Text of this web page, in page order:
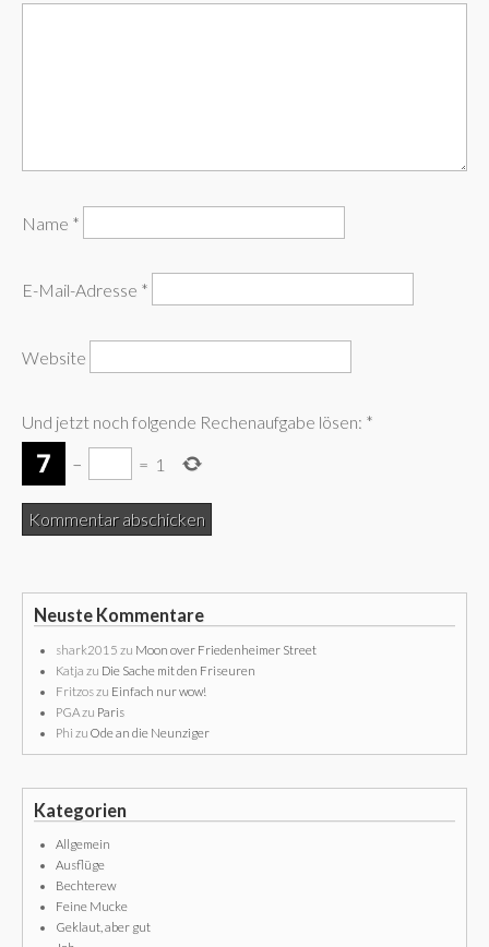
Name *
E-Mail-Adresse *
Website
Und jetzt noch folgende Rechenaufgabe lösen: *
− = 1
Neuste Kommentare
shark2015 zu Moon over Friedenheimer Street
Katja zu Die Sache mit den Friseuren
Fritzoszu Einfach nur wow!
PGAzu Paris
Phi zu Ode an die Neunziger
Kategorien
Allgemein
Ausflüge
Bechterew
Feine Mucke
Geklaut, aber gut